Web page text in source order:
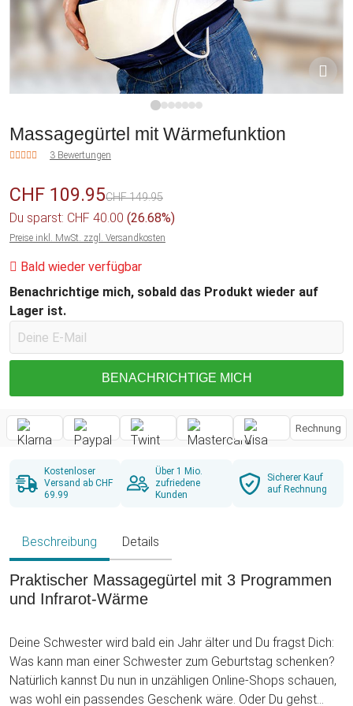
Massagegürtel mit Wärmefunktion
3 Bewertungen
CHF 109.95CHF 149.95
Du sparst: CHF 40.00 (26.68%)
Preise inkl. MwSt. zzgl. Versandkosten
Bald wieder verfügbar
Benachrichtige mich, sobald das Produkt wieder auf
Lager ist.
BENACHRICHTIGE MICH
Rechnung
Kostenloser
Versand ab CHF
69.99
Über 1 Mio.
zufriedene
Kunden
Sicherer Kauf
auf Rechnung
Beschreibung Details
Praktischer Massagegürtel mit 3 Programmen
und Infrarot-Wärme
Deine Schwester wird bald ein Jahr älter und Du fragst Dich:
Was kann man einer Schwester zum Geburtstag schenken?
Natürlich kannst Du nun in unzähligen Online-Shops schauen,
was wohl ein passendes Geschenk wäre. Oder Du gehst